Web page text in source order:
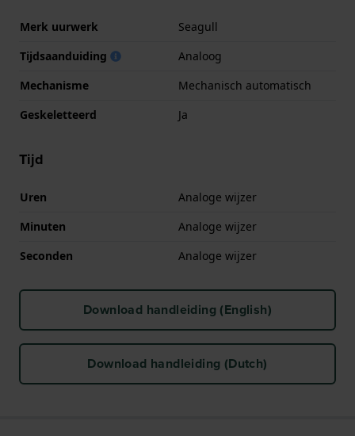
Merk uurwerk
Seagull
Tijdsaanduiding
Analoog
Mechanisme
Mechanisch automatisch
Geskeletteerd
Ja
Tijd
Uren
Analoge wijzer
Minuten
Analoge wijzer
Seconden
Analoge wijzer
Download handleiding (English)
Download handleiding (Dutch)